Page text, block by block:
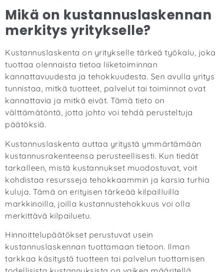
Mikä on kustannuslaskennan
merkitys yritykselle?
Kustannuslaskenta on yritykselle tärkeä työkalu, joka
tuottaa olennaista tietoa liiketoiminnan
kannattavuudesta ja tehokkuudesta. Sen avulla yritys
tunnistaa, mitkä tuotteet, palvelut tai toiminnot ovat
kannattavia ja mitkä eivät. Tämä tieto on
välttämätöntä, jotta johto voi tehdä perusteltuja
päätöksiä.
Kustannuslaskenta auttaa yritystä ymmärtämään
kustannusrakenteensa perusteellisesti. Kun tiedät
tarkalleen, mistä kustannukset muodostuvat, voit
kohdistaa resursseja tehokkaammin ja karsia turhia
kuluja. Tämä on erityisen tärkeää kilpailluilla
markkinoilla, joilla kustannustehokkuus voi olla
merkittävä kilpailuetu.
Hinnoittelupäätökset perustuvat usein
kustannuslaskennan tuottamaan tietoon. Ilman
tarkkaa käsitystä tuotteen tai palvelun tuottamisen